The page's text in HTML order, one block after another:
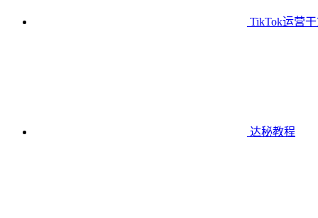
TikTok运营
达秘教程